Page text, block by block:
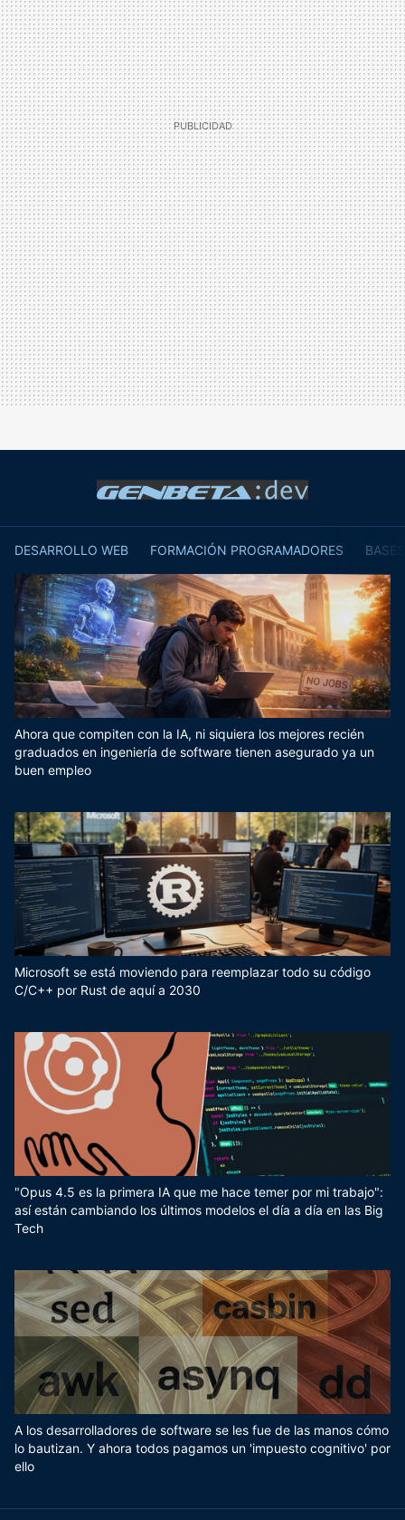
DESARROLLO WEB FORMACIÓN PROGRAMADORES
Ahora que compiten con la IA, ni siquiera los mejores recién
graduados en ingeniería de software tienen asegurado ya un
buen empleo
Microsoft se está moviendo para reemplazar todo su código
C/C++ por Rust de aquí a 2030
"Opus 4.5 es la primera IA que me hace temer por mi trabajo":
así están cambiando los últimos modelos el día a día en las Big
Tech
A los desarrolladores de software se les fue de las manos cómo
lo bautizan. Y ahora todos pagamos un 'impuesto cognitivo' por
ello